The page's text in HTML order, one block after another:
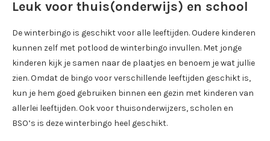
Leuk voor thuis(onderwijs) en school
De winterbingo is geschikt voor alle leeftijden. Oudere kinderen
kunnen zelf met potlood de winterbingo invullen. Met jonge
kinderen kijk je samen naar de plaatjes en benoem je wat jullie
zien. Omdat de bingo voor verschillende leeftijden geschikt is,
kun je hem goed gebruiken binnen een gezin met kinderen van
allerlei leeftijden. Ook voor thuisonderwijzers, scholen en
BSO’s is deze winterbingo heel geschikt.